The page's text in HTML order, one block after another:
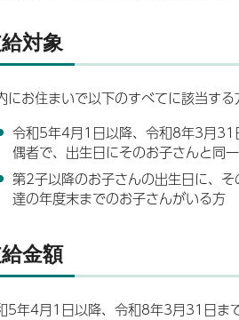
対象
にお住まいで以下のすべてに該当する
令和5年4月1日以降、令和8年3月31
偶者で、出生日にそのお子さんと同
第2子以降のお子さんの出生日に、
達の年度末までのお子さんがいる方
金額
5年4月1日以降、令和8年3月31日ま